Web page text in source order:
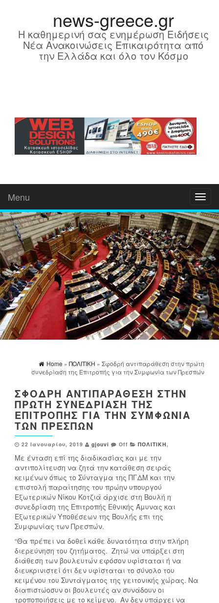
news-greece.gr
Η καθημερινή σας ενημέρωση Ειδήσεις
Νέα Ανακοινώσεις Επικαιρότητα από
την Ελλάδα και όλο τον Κόσμο
Menu
Home » ΠΟΛΙΤΙΚΗ » Σφοδρή αντιπαράθεση στην πρώτη
συνεδρίαση της Επιτροπής για την Συμφωνία των Πρεσπών
ΣΦΟΔΡΉ ΑΝΤΙΠΑΡΆΘΕΣΗ ΣΤΗΝ
ΠΡΏΤΗ ΣΥΝΕΔΡΊΑΣΗ ΤΗΣ
ΕΠΙΤΡΟΠΉΣ ΓΙΑ ΤΗΝ ΣΥΜΦΩΝΊΑ
ΤΩΝ ΠΡΕΣΠΏΝ
22 Ιανουαρίου, 2019 gjouvi Off ΠΟΛΙΤΙΚΗ,
Με ένταση επί της διαδικασίας και με την
αντιπολίτευση να ζητά την κατάθεση σειράς
κειμένων όπως το Σύνταγμα της ΠΓΔΜ και την
επιστολή παραίτησης του πρώην υπουργού
Εξωτερικών Νίκου Κοτζιά άρχισε στη Βουλή η
συνεδρίαση της Επιτροπής Εθνικής Άμυνας και
Εξωτερικών Υποθέσεων της Βουλής επι της
Συμφωνίας των Πρεσπών.
“Θα πρέπει να δοθεί κάθε δυνατότητα στην πλήρη
διερεύνηση του ζητήματος. Ζητώ να υπάρξει στη
διάθεση των βουλευτών εφόσον υφίσταται ή να
διευκρινιστεί ότι δεν υφίσταται το σύνολο του
κειμένου του Συντάγματος της γειτονικής χώρας. Να
διαπιστώοσυν οι βουλευτές αν συνάδουν οι
τροποποιήσεις με το κείμενο. Αν δεν υπάρχει να